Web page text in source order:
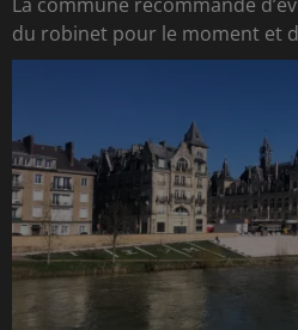
du robinet pour le moment et